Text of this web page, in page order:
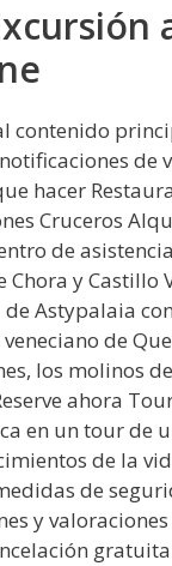
contenido
de
hacer
Cruceros
de asistencia
Chora y Castillo
Astypalaia
de
los molinos
ahora
en un tour de
de la
de
y